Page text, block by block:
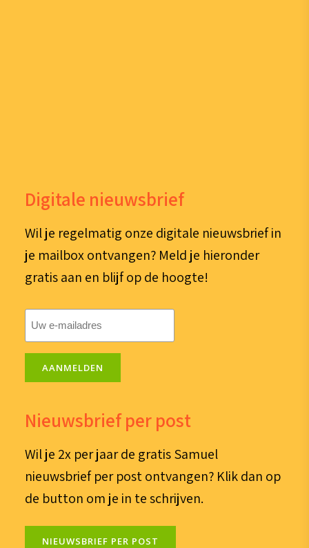
Digitale nieuwsbrief
Wil je regelmatig onze digitale nieuwsbrief in
je mailbox ontvangen? Meld je hieronder
gratis aan en blijf op de hoogte!
AANMELDEN
Nieuwsbrief per post
Wil je 2x per jaar de gratis Samuel
nieuwsbrief per post ontvangen? Klik dan op
de button om je in te schrijven.
NIEUWSBRIEF PER POST